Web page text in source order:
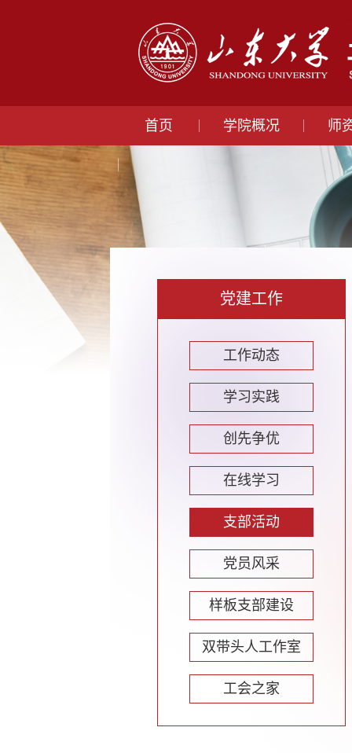
首页 学院概况 师
党建工作
工作动态
学习实践
创先争优
在线学习
支部活动
党员风采
样板支部建设
双带头人工作室
工会之家